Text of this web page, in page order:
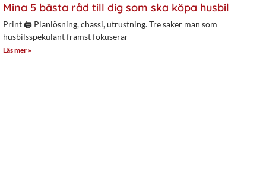
Mina 5 bästa råd till dig som ska köpa husbil
Print 🖨 Planlösning, chassi, utrustning. Tre saker man som
husbilsspekulant främst fokuserar
Läs mer »